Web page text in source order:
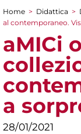
Tu sei qui
Home > Didattica >
al contemporaneo.
aMICi
a
28/01/2021